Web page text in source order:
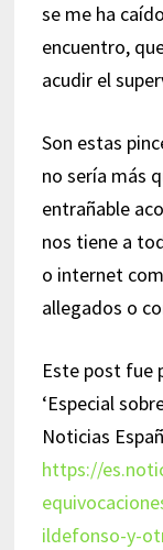
se me ha
encuentro,
acudir el
Son estas
no sería más
entrañable
nos tiene a
o internet
allegados o
Este post fue
‘Especial
Noticias
https://
ildefonso-y-